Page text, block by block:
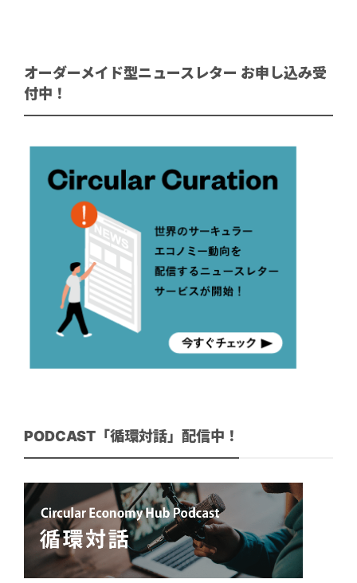
オーダーメイド型ニュースレター お申し込み受
付中！
PODCAST「循環対話」配信中！